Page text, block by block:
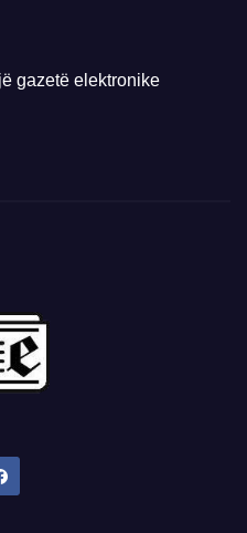
gazetë elektronike